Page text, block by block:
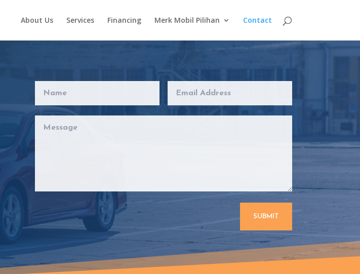
About Us Services Financing Merk Mobil Pilihan Contact
SUBMIT